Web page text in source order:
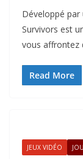
Développé
Survivors est
vous affrontez
Read More
JEUX VIDÉO